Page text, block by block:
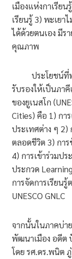
เมืองแห่งกาเรีย
เรียนรู้ 3) พะเยา
ได้ด้วยตนเอง มี
คุณภาพ
ประโยชน์ที่พะ
รับรองให้เป็นภา
ของยูเนสโก
Cities) คือ 1) กา
ประเทศต่าง ๆ 2)
ตลอดชีวิต 3) การ
4) การเข้าร่วมปร
ประกวด
การจัดการเรียน
UNESCO GNLC
จากนั้นในภาคบ่า
พัฒนาเมือง อดีต
โดย รศ.ดร.พนิต